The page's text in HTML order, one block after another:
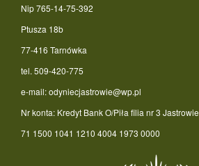
Nip 765-14-75-392
Ptusza 18b
77-416 Tarnówka
tel. 509-420-775
e-mail: odyniecjastrowie@wp.pl
Nr konta: Kredyt Bank O/Piła filia nr 3 Jastrowie
71 1500 1041 1210 4004 1973 0000